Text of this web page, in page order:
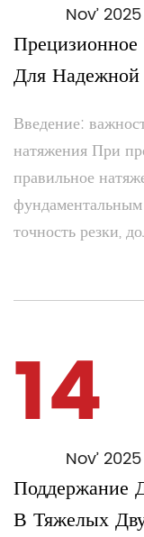
Nov’ 2025
Для Надежной
Введение:
натяжения При
правильное
точность резки,
14Nov’ 2025
Поддержание
В Тяжелых